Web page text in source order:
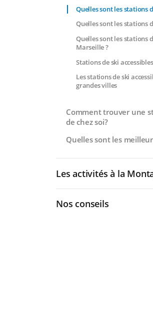
Quelles sont les stations
Quelles sont les stations
Quelles sont les stations
Marseille ?
Stations de ski
Les stations de ski
grandes villes
Comment trouver une
de chez soi?
Quelles sont les
Les activités à la
Nos conseils